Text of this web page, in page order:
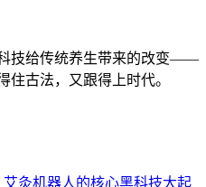
技给传统养生带来的改变——
住古法，又跟得上时代。